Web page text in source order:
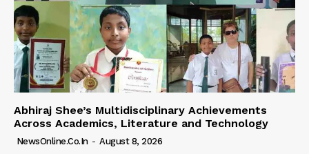
Abhiraj Shee’s Multidisciplinary Achievements
Across Academics, Literature and Technology
NewsOnline.co.in - August 8, 2026